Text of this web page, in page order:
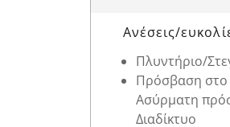
Λεπτομέρειες δωματίου
Ανέσεις/
Πλυντήριο/
Πρόσβαση στο
Ασύρματη
Διαδίκτυο